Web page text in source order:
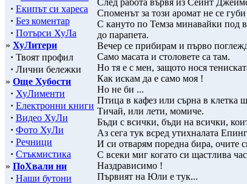
· Екипът си хареса
· Без коментар
· Потърси ХуЛа
» ХуЛитери
· Твоят профил
· Лични бележки
» Още Хубости
· ХуЛименти
· Електронни книги
· Видео ХуЛи
· Фото ХуЛи
· Речници
· Стъкмистика
» ПоХвали ни
· Наши бутони
След работа вървя из Сейнт
Споменът за този аромат не се
С кануто по Темза минавайки под
до парапета.
Вечер се прибирам и първо
Само масата и столовете са там.
Но тя е с мен, защото нося
Как искам да е само моя !
Но не би ...
Птица в кафез или сърна в клетка
Тичай, или лети, момиче.
Бъди с всички, бъди на всички,
Аз сега тук всред утихналата
И си отварям поредна бира, очите
С всеки миг когато си щастлива
Наздрависимо !
Първият на Юли е тук...